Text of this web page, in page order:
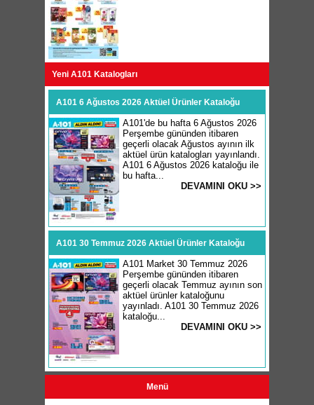
Yeni A101 Katalogları
A101 6 Ağustos 2026 Aktüel Ürünler Kataloğu
A101'de bu hafta 6 Ağustos 2026
Perşembe gününden itibaren
geçerli olacak Ağustos ayının ilk
aktüel ürün katalogları yayınlandı.
A101 6 Ağustos 2026 kataloğu ile
bu hafta...
DEVAMINI OKU >>
A101 30 Temmuz 2026 Aktüel Ürünler Kataloğu
A101 Market 30 Temmuz 2026
Perşembe gününden itibaren
geçerli olacak Temmuz ayının son
aktüel ürünler kataloğunu
yayınladı. A101 30 Temmuz 2026
kataloğu...
DEVAMINI OKU >>
Menü